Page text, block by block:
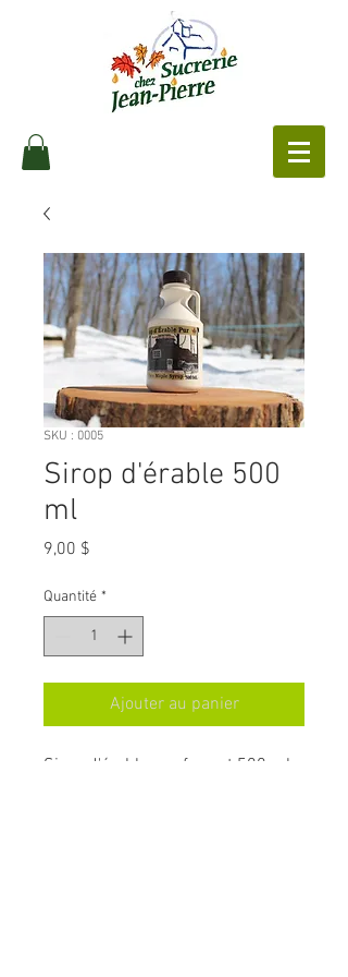
SKU : 0005
Sirop d'érable 500
ml
9,00 $
Quantité *
Ajouter au panier
Sirop d'érable pur format 500 ml